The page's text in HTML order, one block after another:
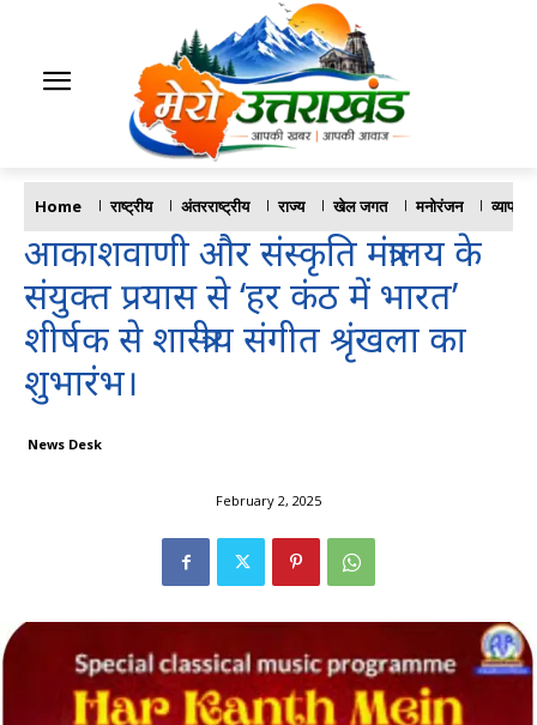
Home राष्ट्रीय अंतरराष्ट्रीय राज्य खेल जगत मनोरंजन व्यापार
आकाशवाणी और संस्कृति मंत्रालय के
संयुक्त प्रयास से ‘हर कंठ में भारत’
शीर्षक से शास्त्रीय संगीत श्रृंखला का
शुभारंभ।
News Desk
February 2, 2025